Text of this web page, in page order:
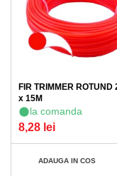
FIR TRIMMER ROTUND
x 15M
la comanda
8,28 lei
ADAUGA IN COS